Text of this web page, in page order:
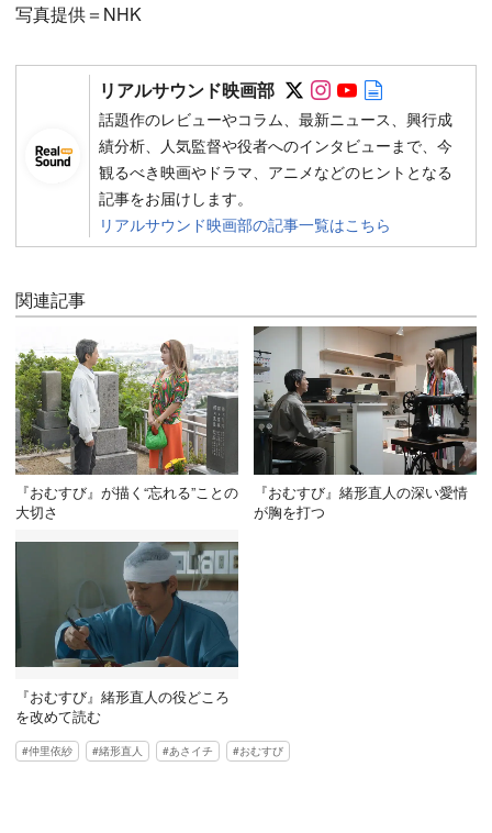
写真提供＝NHK
リアルサウンド映画部 Follow on SNS
Follow on SNS
Follow on
話題作のレビューやコラム、最新ニュース、興行成
績分析、人気監督や役者へのインタビューまで、今
観るべき映画やドラマ、アニメなどのヒントとなる
記事をお届けします。
リアルサウンド映画部の記事一覧はこちら
関連記事
『おむすび』が描く“忘れる”ことの
大切さ
『おむすび』緒形直人の深い愛情
が胸を打つ
『おむすび』緒形直人の役どころ
を改めて読む
仲里依紗 緒形直人 あさイチ おむすび